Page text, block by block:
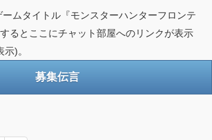
ームタイトル『モンスターハンターフロンテ
るとここにチャット部屋へのリンクが表示
)。
募集伝言